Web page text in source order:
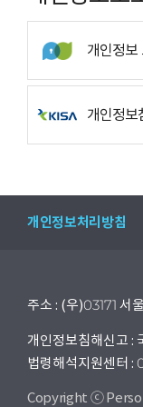
개인정보
개인정보
개인정보처리방침
주소 : (우)03171 서
개인정보침해신고 :
법령해석지원센터
Copyright ⓒ